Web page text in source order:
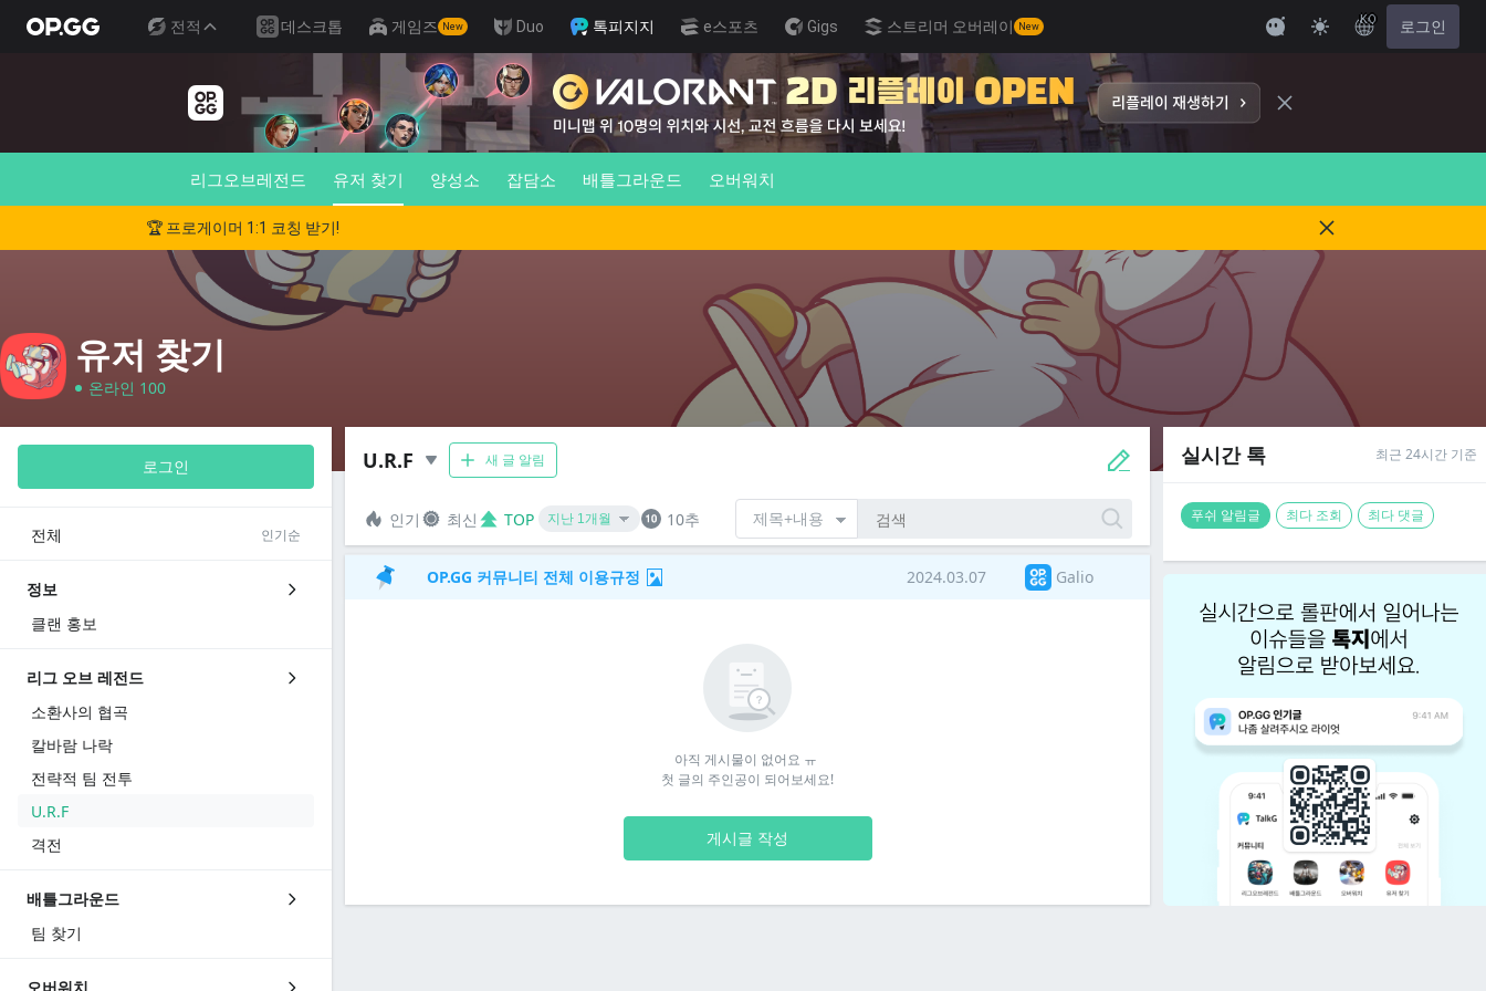
전적 데스크톱 게임즈 New Duo 톡피지지 e스포츠 Gigs 스트리머 오버레이 New
KO 로그인
리그오브레전드 유저 찾기 양성소 잡담소 배틀그라운드 오버워치
🏆 프로게이머 1:1 코칭 받기!
유저 찾기
온라인 100
로그인
전체 인기순
정보
클랜 홍보
리그 오브 레전드
소환사의 협곡
칼바람 나락
전략적 팀 전투
U.R.F
격전
배틀그라운드
팀 찾기
U.R.F 새 글 알림
인기 최신 TOP 10추
OP.GG 커뮤니티 전체 이용규정 2024.03.07 Galio
아직 게시물이 없어요 ㅠ
첫 글의 주인공이 되어보세요!
게시글 작성
실시간 톡 최근 24시간 기준
푸쉬 알림글 최다 조회 최다 댓글